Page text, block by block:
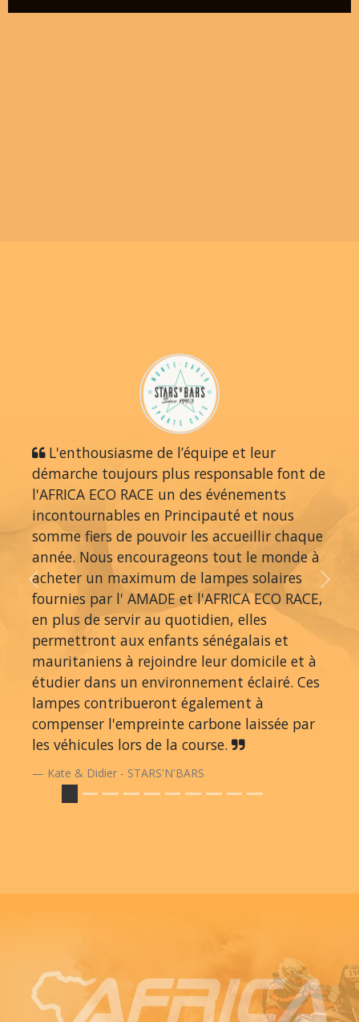
L'enthousiasme de l’équipe et leur
démarche toujours plus responsable font de
l'AFRICA ECO RACE un des événements
incontournables en Principauté et nous
somme fiers de pouvoir les accueillir chaque
année. Nous encourageons tout le monde à
acheter un maximum de lampes solaires
fournies par l' AMADE et l'AFRICA ECO RACE,
en plus de servir au quotidien, elles
permettront aux enfants sénégalais et
mauritaniens à rejoindre leur domicile et à
étudier dans un environnement éclairé. Ces
lampes contribueront également à
compenser l'empreinte carbone laissée par
les véhicules lors de la course.
Kate & Didier - STARS'N'BARS
Previous Next